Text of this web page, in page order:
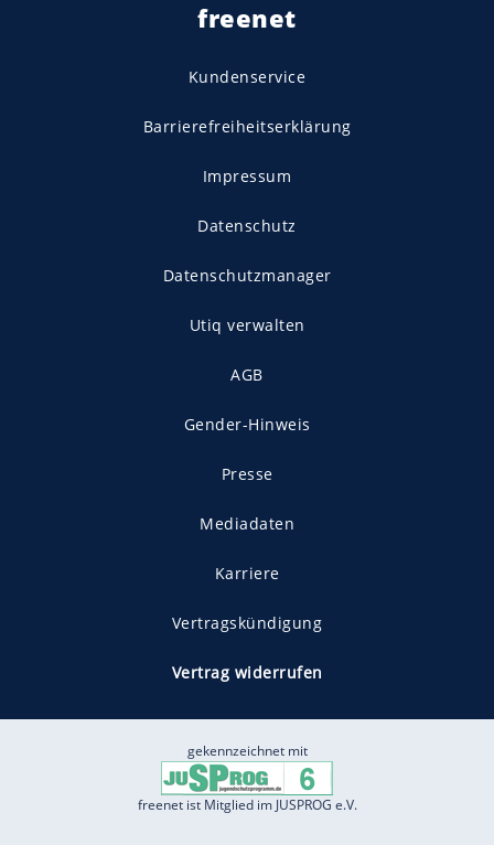
freenet
Kundenservice
Barrierefreiheitserklärung
Impressum
Datenschutz
Datenschutzmanager
Utiq verwalten
AGB
Gender-Hinweis
Presse
Mediadaten
Karriere
Vertragskündigung
Vertrag widerrufen
gekennzeichnet mit
freenet ist Mitglied im JUSPROG e.V.